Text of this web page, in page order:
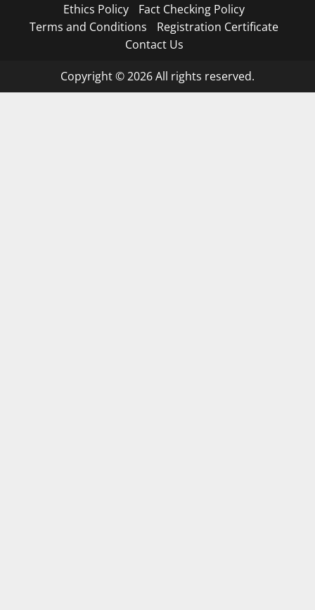
Ethics Policy
Fact Checking Policy
Terms and Conditions
Registration Certificate
Contact Us
Copyright © 2026 All rights reserved.